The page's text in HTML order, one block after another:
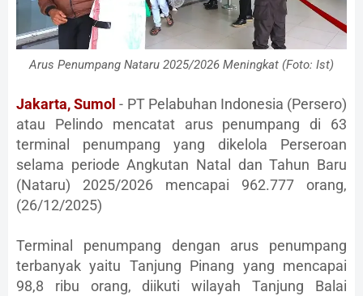
Arus Penumpang Nataru 2025/2026 Meningkat (Foto: Ist)
Jakarta, Sumol - PT Pelabuhan Indonesia (Persero)
atau Pelindo mencatat arus penumpang di 63
terminal penumpang yang dikelola Perseroan
selama periode Angkutan Natal dan Tahun Baru
(Nataru) 2025/2026 mencapai 962.777 orang,
(26/12/2025)
Terminal penumpang dengan arus penumpang
terbanyak yaitu Tanjung Pinang yang mencapai
98,8 ribu orang, diikuti wilayah Tanjung Balai